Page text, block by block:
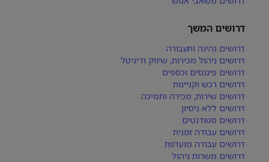
דרושים המשך
דרושים נהיגה ותעבורה
דרושים ניהול מכירות, שיווק ודיגיטל
דרושים פיננסים וכספים
דרושים רכש וקניינות
דרושים שירות, מכירה ותמיכה
דרושים ללא ניסיון
דרושים סטודנטים
דרושים עבודה זמנית
דרושים עבודה מועדפת
דרושים משרות ניהול